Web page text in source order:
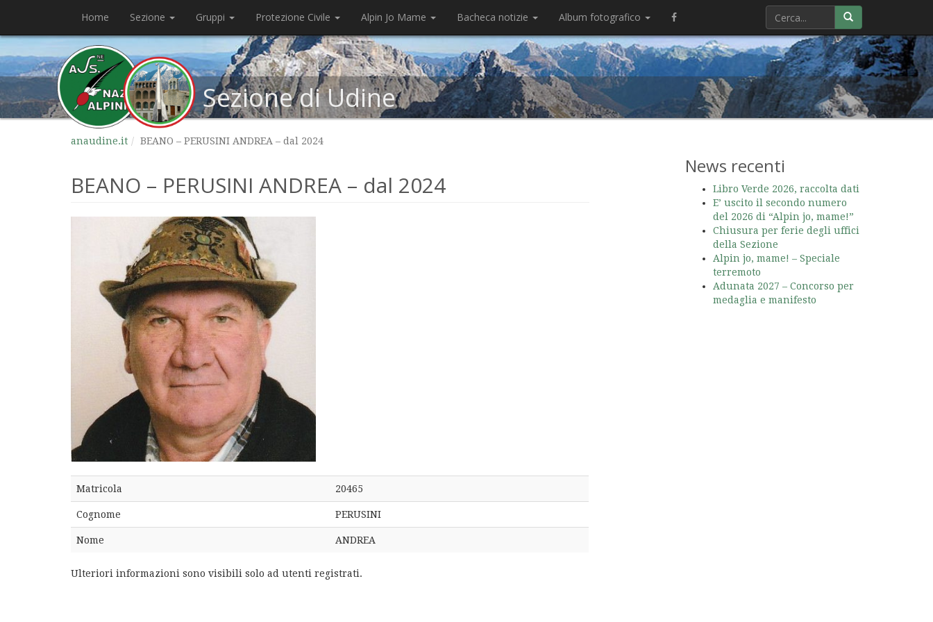
Home Sezione Gruppi Protezione Civile Alpin Jo Mame Bacheca notizie Album fotografico
Sezione di Udine
anaudine.it BEANO – PERUSINI ANDREA – dal 2024
BEANO – PERUSINI ANDREA – dal 2024
Matricola 20465
Cognome PERUSINI
Nome ANDREA
Ulteriori informazioni sono visibili solo ad utenti registrati.
News recenti
Libro Verde 2026, raccolta dati
E’ uscito il secondo numero
del 2026 di “Alpin jo, mame!”
Chiusura per ferie degli uffici
della Sezione
Alpin jo, mame! – Speciale
terremoto
Adunata 2027 – Concorso per
medaglia e manifesto